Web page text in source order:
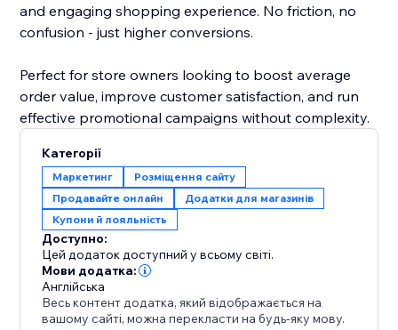
and engaging shopping experience. No friction, no
confusion - just higher conversions.
Perfect for store owners looking to boost average
order value, improve customer satisfaction, and run
effective promotional campaigns without complexity.
Категорії
Маркетинг
Розміщення сайту
Продавайте онлайн
Додатки для магазинів
Купони й лояльність
Доступно:
Цей додаток доступний у всьому світі.
Мови додатка:
Англійська
Весь контент додатка, який відображається на
вашому сайті, можна перекласти на будь-яку мову.